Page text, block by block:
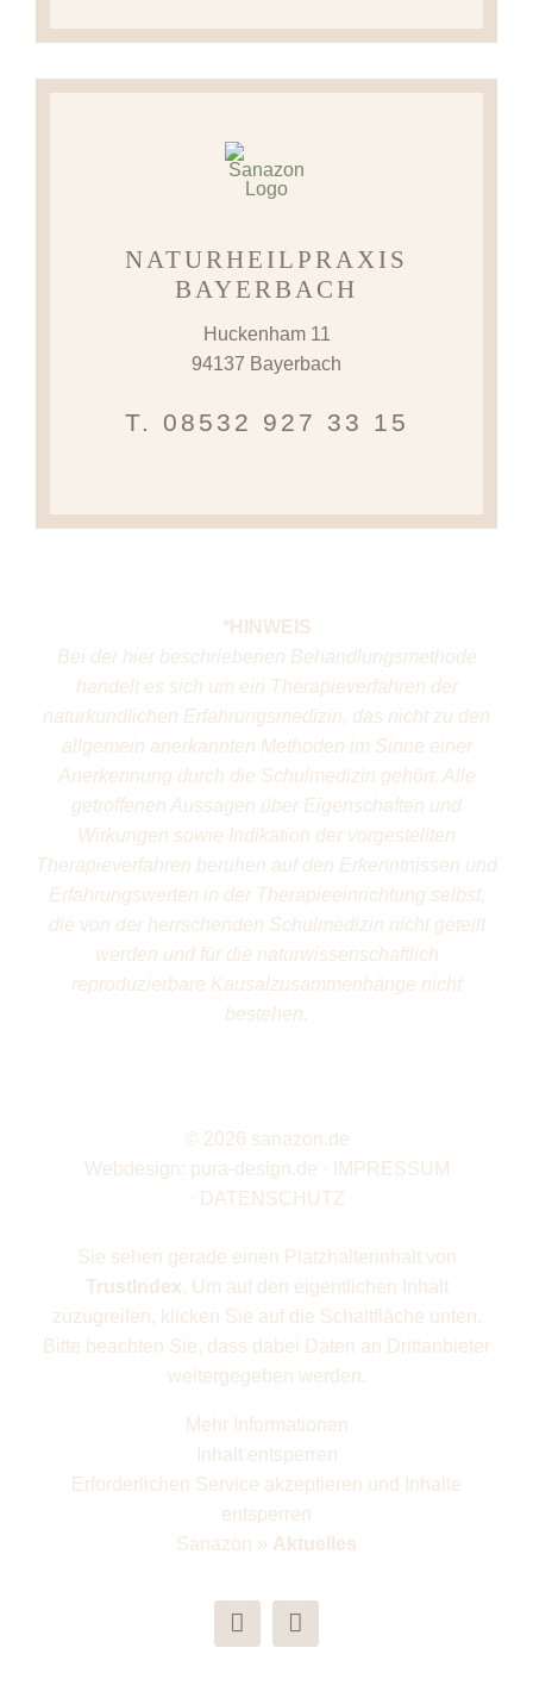
NATURHEILPRAXIS
BAYERBACH
Huckenham 11
94137 Bayerbach
T. 08532 927 33 15‬
*HINWEIS
Bei der hier beschriebenen Behandlungsmethode
handelt es sich um ein Therapieverfahren der
naturkundlichen Erfahrungsmedizin, das nicht zu den
allgemein anerkannten Methoden im Sinne einer
Anerkennung durch die Schulmedizin gehört. Alle
getroffenen Aussagen über Eigenschaften und
Wirkungen sowie Indikation der vorgestellten
Therapieverfahren beruhen auf den Erkenntnissen und
Erfahrungswerten in der Therapieeinrichtung selbst,
die von der herrschenden Schulmedizin nicht geteilt
werden und für die naturwissenschaftlich
reproduzierbare Kausalzusammenhänge nicht
bestehen.
© 2026 sanazon.de
Webdesign: pura-design.de ·
IMPRESSUM
· DATENSCHUTZ
Sie sehen gerade einen Platzhalterinhalt von
TrustIndex. Um auf den eigentlichen Inhalt
zuzugreifen, klicken Sie auf die Schaltfläche unten.
Bitte beachten Sie, dass dabei Daten an Drittanbieter
weitergegeben werden.
Mehr Informationen
Inhalt entsperren
Erforderlichen Service akzeptieren und Inhalte
entsperren
Sanazon » Aktuelles
InstagramYouTube